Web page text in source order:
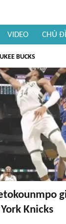
VIDEO CHỦ
BUCKS
Knicks